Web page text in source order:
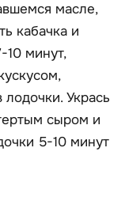
масле,
кабачка и
минут,
Укрась
сыром и
5-10 минут